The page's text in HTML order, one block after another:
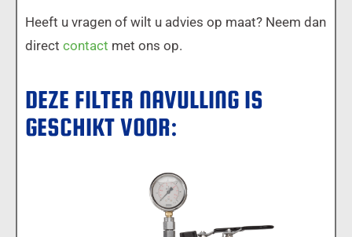
Heeft u vragen of wilt u advies op maat? Neem dan
direct contact met ons op.
DEZE FILTER NAVULLING IS
GESCHIKT VOOR: